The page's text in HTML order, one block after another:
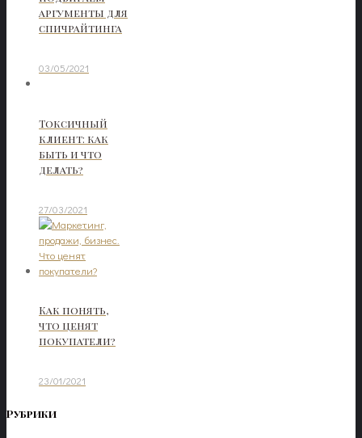
аргументы для
спичрайтинга
03/05/2021
Токсичный
клиент: как
быть и что
делать?
27/03/2021
Как понять,
что ценят
покупатели?
23/01/2021
Рубрики